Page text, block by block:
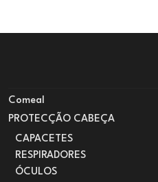
Comeal
PROTECÇÃO CABEÇA
CAPACETES
RESPIRADORES
ÓCULOS